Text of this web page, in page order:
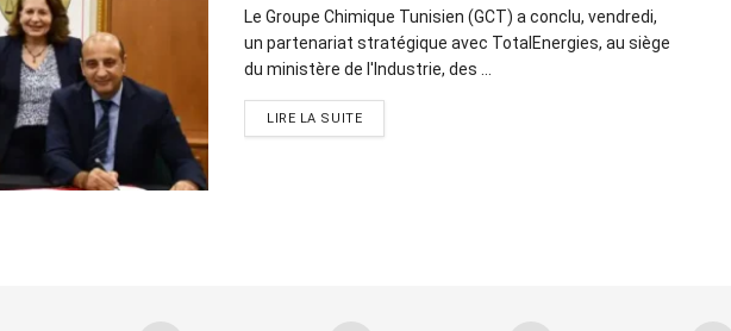
Le Groupe Chimique Tunisien (GCT) a conclu, vendredi,
un partenariat stratégique avec TotalEnergies, au siège
du ministère de l'Industrie, des ...
LIRE LA SUITE